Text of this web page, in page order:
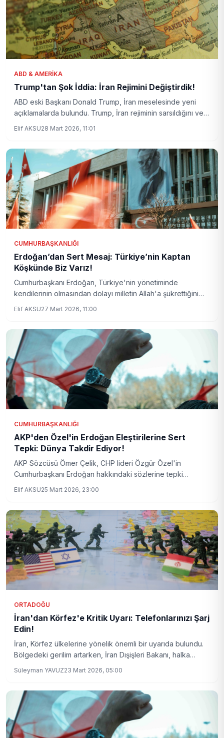
ABD & AMERIKA
Trump'tan Şok İddia: İran Rejimini Değiştirdik!
ABD eski Başkanı Donald Trump, İran meselesinde yeni
açıklamalarda bulundu. Trump, İran rejiminin sarsıldığını ve
Elif AKSU28 Mart 2026, 11:01
CUMHURBAŞKANLIĞI
Erdoğan’dan Sert Mesaj: Türkiye’nin Kaptan
Köşkünde Biz Varız!
Cumhurbaşkanı Erdoğan, Türkiye'nin yönetiminde
kendilerinin olmasından dolayı milletin Allah'a şükrettiğini
Elif AKSU27 Mart 2026, 11:00
CUMHURBAŞKANLIĞI
AKP'den Özel'in Erdoğan Eleştirilerine Sert
Tepki: Dünya Takdir Ediyor!
AKP Sözcüsü Ömer Çelik, CHP lideri Özgür Özel'in
Cumhurbaşkanı Erdoğan hakkındaki sözlerine tepki
Elif AKSU25 Mart 2026, 23:00
ORTADOĞU
İran'dan Körfez'e Kritik Uyarı: Telefonlarınızı Şarj
Edin!
İran, Körfez ülkelerine yönelik önemli bir uyarıda bulundu.
Bölgedeki gerilim artarken, İran Dışişleri Bakanı, halka
sinyallerini güçlendirdi. Bu gelişme, Ortadoğu’daki
Süleyman YAVUZ23 Mart 2026, 05:00